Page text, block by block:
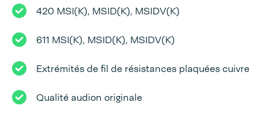
420 MSI(K), MSID(K), MSIDV(K)
611 MSI(K), MSID(K), MSIDV(K)
Extrémités de fil de résistances plaquées cuivre
Qualité audion originale